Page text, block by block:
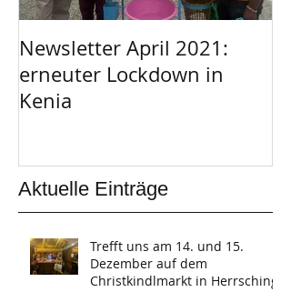
Newsletter April 2021:
erneuter Lockdown in
Kenia
Aktuelle Einträge
Trefft uns am 14. und 15.
Dezember auf dem
Christkindlmarkt in Herrsching